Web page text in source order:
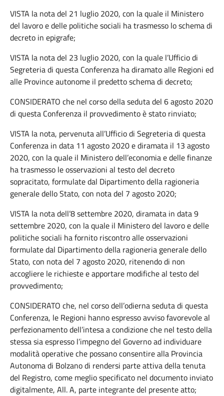
VISTA la nota del 21 luglio 2020, con la quale il Ministero
del lavoro e delle politiche sociali ha trasmesso lo schema di
decreto in epigrafe;
VISTA la nota del 23 luglio 2020, con la quale l’Ufficio di
Segreteria di questa Conferenza ha diramato alle Regioni ed
alle Province autonome il predetto schema di decreto;
CONSIDERATO che nel corso della seduta del 6 agosto 2020
di questa Conferenza il provvedimento è stato rinviato;
VISTA la nota, pervenuta all’Ufficio di Segreteria di questa
Conferenza in data 11 agosto 2020 e diramata il 13 agosto
2020, con la quale il Ministero dell’economia e delle finanze
ha trasmesso le osservazioni al testo del decreto
sopracitato, formulate dal Dipartimento della ragioneria
generale dello Stato, con nota del 7 agosto 2020;
VISTA la nota dell’8 settembre 2020, diramata in data 9
settembre 2020, con la quale il Ministero del lavoro e delle
politiche sociali ha fornito riscontro alle osservazioni
formulate dal Dipartimento della ragioneria generale dello
Stato, con nota del 7 agosto 2020, ritenendo di non
accogliere le richieste e apportare modifiche al testo del
provvedimento;
CONSIDERATO che, nel corso dell’odierna seduta di questa
Conferenza, le Regioni hanno espresso avviso favorevole al
perfezionamento dell’intesa a condizione che nel testo della
stessa sia espresso l’impegno del Governo ad individuare
modalità operative che possano consentire alla Provincia
Autonoma di Bolzano di rendersi parte attiva della tenuta
del Registro, come meglio specificato nel documento inviato
digitalmente, All. A, parte integrante del presente atto;